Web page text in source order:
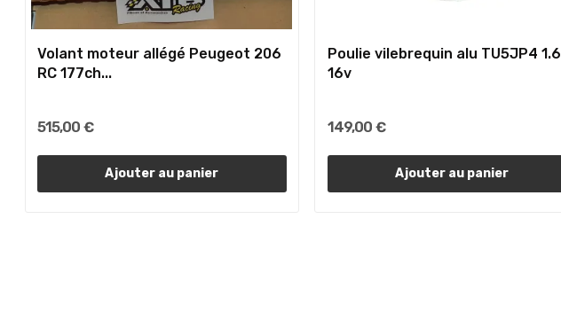
Volant moteur allégé Peugeot 206
RC 177ch...
515,00 €
Ajouter au panier
Poulie vilebrequin alu TU5JP4 1.6
16v
149,00 €
Ajouter au panier